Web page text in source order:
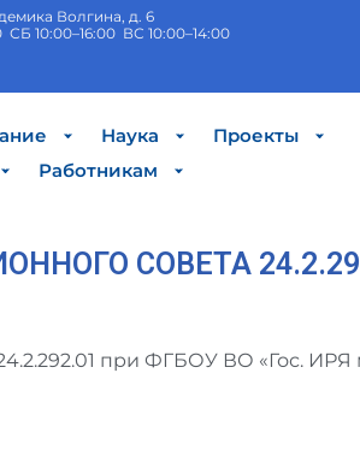
Волгина, д. 6
СБ 10:00–16:00 ВС 10:00–14:00
Наука
Проекты
Работникам
СОВЕТА
при ФГБОУ ВО «Гос. ИРЯ